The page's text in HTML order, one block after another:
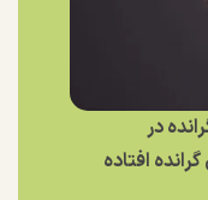
در
افتاده